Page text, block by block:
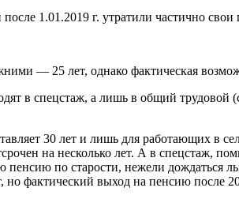
1.01.2019 г. утратили частично
— 25 лет, однако фактическая
в спецстаж, а лишь в общий
30 лет и лишь для работающих в
на несколько лет. А в спецстаж,
по старости, нежели дождаться
фактический выход на пенсию после